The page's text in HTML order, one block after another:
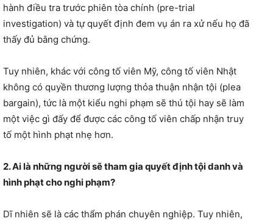
hành điều tra trước phiên tòa chính (pre-trial
investigation) và tự quyết định đem vụ án ra xử nếu họ đã
thấy đủ bằng chứng.
Tuy nhiên, khác với công tố viên Mỹ, công tố viên Nhật
không có quyền thương lượng thỏa thuận nhận tội (plea
bargain), tức là một kiểu nghi phạm sẽ thú tội hay sẽ làm
một việc gì đấy để được các công tố viên chấp nhận truy
tố một hình phạt nhẹ hơn.
2. Ai là những người sẽ tham gia quyết định tội danh và
hình phạt cho nghi phạm?
Dĩ nhiên sẽ là các thẩm phán chuyên nghiệp. Tuy nhiên,